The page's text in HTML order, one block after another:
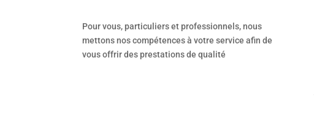
Pour vous, particuliers et professionnels, nous
mettons nos compétences à votre service afin de
vous offrir des prestations de qualité